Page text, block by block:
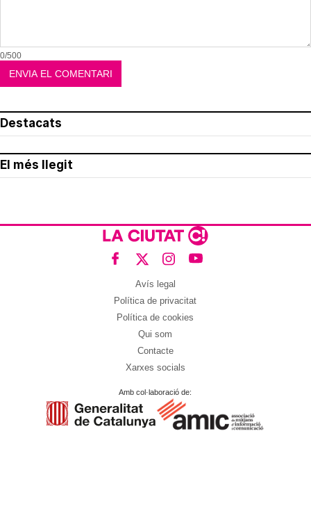
0/500
Destacats
El més llegit
Avís legal
Política de privacitat
Política de cookies
Qui som
Contacte
Xarxes socials
Amb col·laboració de: